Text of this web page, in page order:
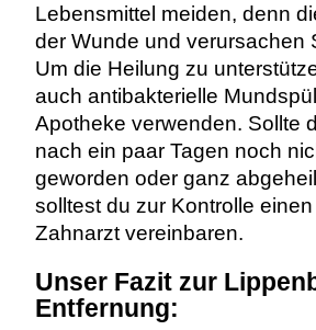
Lebensmittel meiden, denn
der Wunde und verursachen
Um die Heilung zu
auch antibakterielle
Apotheke verwenden. Sollte
nach ein paar Tagen noch
geworden oder ganz
solltest du zur Kontrolle
Zahnarzt vereinbaren.
Unser Fazit zur
Entfernung: